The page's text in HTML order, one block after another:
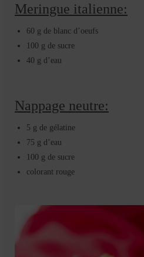
Meringue italienne:
60 g de blanc d’oeufs
100 g de sucre
40 g d’eau
Nappage neutre:
5 g de gélatine
75 g d’eau
100 g de sucre
colorant rouge